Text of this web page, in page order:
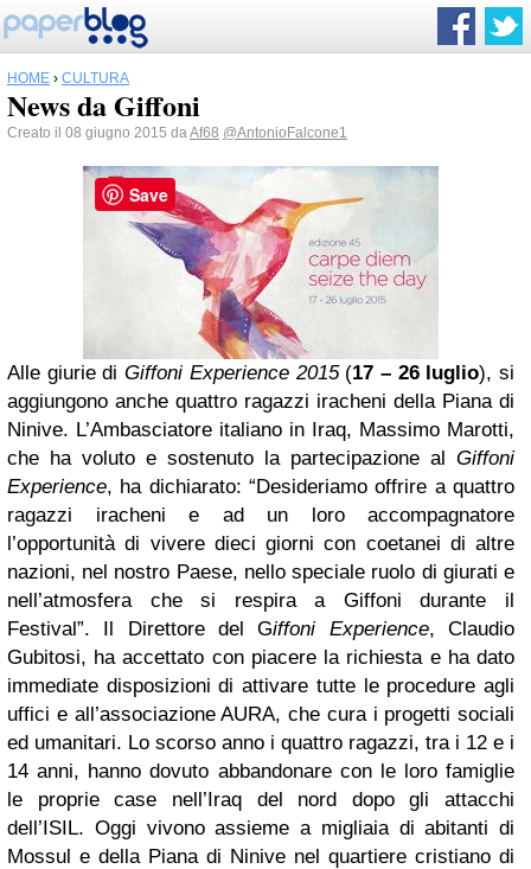
HOME › CULTURA
News da Giffoni
Creato il 08 giugno 2015 daAf68 @AntonioFalcone1
Alle giurie diGiffoni Experience 2015(17 – 26 luglio), si
aggiungono anche quattro ragazzi iracheni della Piana di
Ninive. L’Ambasciatore italiano in Iraq, Massimo Marotti,
che ha voluto e sostenuto la partecipazione al Giffoni
Experience, ha dichiarato: “Desideriamo offrire a quattro
ragazzi iracheni e ad un loro accompagnatore
l’opportunità di vivere dieci giorni con coetanei di altre
nazioni, nel nostro Paese, nello speciale ruolo di giurati e
nell’atmosfera che si respira a Giffoni durante il
Festival”. Il Direttore del Giffoni Experience, Claudio
Gubitosi, ha accettato con piacere la richiesta e ha dato
immediate disposizioni di attivare tutte le procedure agli
uffici e all’associazione AURA, che cura i progetti sociali
ed umanitari. Lo scorso anno i quattro ragazzi, tra i 12 e i
14 anni, hanno dovuto abbandonare con le loro famiglie
le proprie case nell’Iraq del nord dopo gli attacchi
dell’ISIL. Oggi vivono assieme a migliaia di abitanti di
Mossul e della Piana di Ninive nel quartiere cristiano di
Save